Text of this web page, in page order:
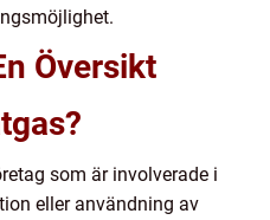
Översikt
som är involverade i
eller användning av